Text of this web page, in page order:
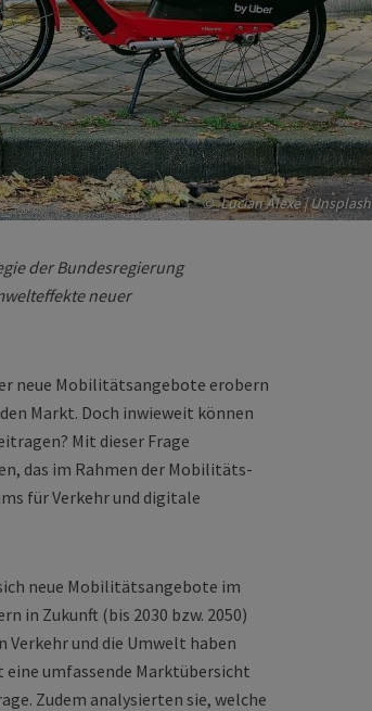
©_Lucian Alexe | Unsplash
der Bundesregierung
neuer
neue Mobilitätsangebote erobern
Markt. Doch inwieweit können
Mit dieser Frage
das im Rahmen der Mobilitäts-
für Verkehr und digitale
neue Mobilitätsangebote im
in Zukunft (bis 2030 bzw. 2050)
Verkehr und die Umwelt haben
umfassende Marktübersicht
Zudem analysierten sie, welche